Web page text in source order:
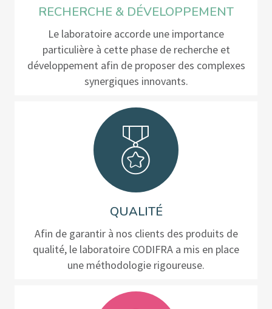
RECHERCHE & DÉVELOPPEMENT
Le laboratoire accorde une importance
particulière à cette phase de recherche et
développement afin de proposer des complexes
synergiques innovants.
QUALITÉ
Afin de garantir à nos clients des produits de
qualité, le laboratoire CODIFRA a mis en place
une méthodologie rigoureuse.